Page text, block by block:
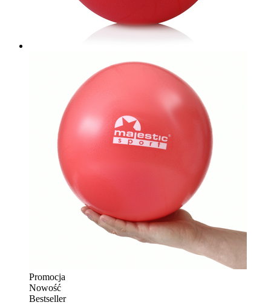
Promocja
Nowość
Bestseller